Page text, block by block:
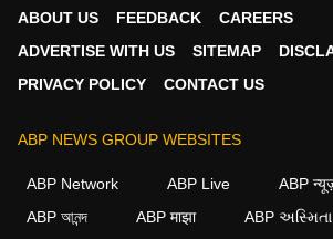
ABOUT US FEEDBACK
CAREERS
ADVERTISE WITH US
SITEMAP
PRIVACY POLICY
CONTACT US
ABP NEWS GROUP WEBSITES
ABP Network ABP Live
ABP
ABP আনন্দ
ABP माझा
ABP અસ્મિતા